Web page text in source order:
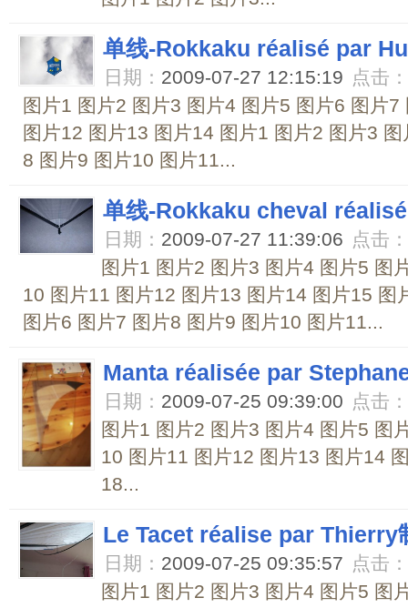
单线-Rokkaku réalisé par
日期： 2009-07-27 12:15:19 点击：
图片1 图片2 图片3 图片4 图片5 图片6 图片
图片12 图片13 图片14 图片1 图片2 图片3
8 图片9 图片10 图片11...
单线-Rokkaku cheval
日期： 2009-07-27 11:39:06 点击：
图片1 图片2 图片3 图片4 图片5 图
10 图片11 图片12 图片13 图片14 图片15 图
图片6 图片7 图片8 图片9 图片10 图片11...
Manta réalisée par
日期： 2009-07-25 09:39:00 点击：
图片1 图片2 图片3 图片4 图片5 图
10 图片11 图片12 图片13 图片14
18...
Le Tacet réalise par Thierry
日期： 2009-07-25 09:35:57 点击：
图片1 图片2 图片3 图片4 图片5 图